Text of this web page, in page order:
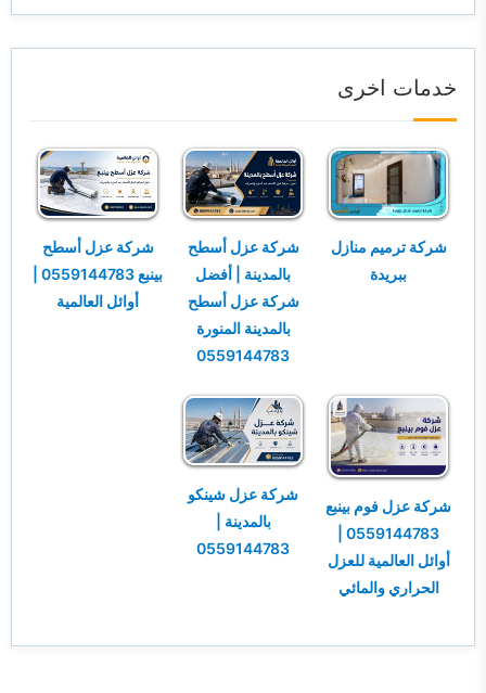
خدمات اخرى
شركة ترميم منازل
ببريدة
شركة عزل أسطح
بالمدينة | أفضل
شركة عزل أسطح
بالمدينة المنورة
0559144783
شركة عزل أسطح
بينبع 0559144783 |
أوائل العالمية
شركة عزل فوم بينبع
0559144783 |
أوائل العالمية للعزل
الحراري والمائي
شركة عزل شينكو
بالمدينة |
0559144783